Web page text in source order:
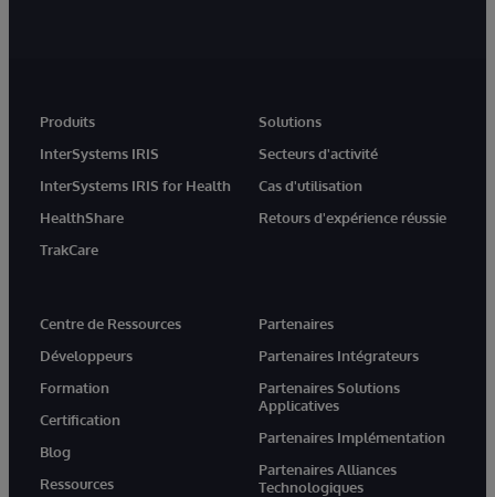
Produits
InterSystems IRIS
InterSystems IRIS for Health
HealthShare
TrakCare
Solutions
Secteurs d'activité
Cas d'utilisation
Retours d'expérience réussie
Centre de Ressources
Développeurs
Formation
Certification
Blog
Ressources
Partenaires
Partenaires Intégrateurs
Partenaires Solutions
Applicatives
Partenaires Implémentation
Partenaires Alliances
Technologiques